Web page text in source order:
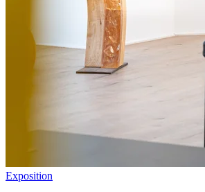
Exposition